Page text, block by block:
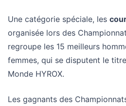
Une catégorie spéciale, les
organisée lors des
regroupe les 15 meilleurs
femmes, qui se disputent le
Monde HYROX.
Les gagnants des